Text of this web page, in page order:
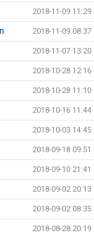
2018-11-09 11:29
2018-11-09 08:37
2018-11-07 13:20
2018-10-28 12:16
2018-10-28 11:10
2018-10-16 11:44
2018-10-03 14:45
2018-09-18 09:51
2018-09-10 21:41
2018-09-02 20:13
2018-09-02 08:35
2018-08-28 20:19